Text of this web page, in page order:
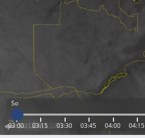
So
03:00 03:15 03:30 03:45 04:00 04:15